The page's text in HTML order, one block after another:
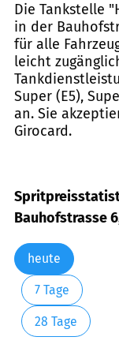
Die Tankstelle
in der
für alle
leicht
Super (E5),
an. Sie
Girocard.
Bauhofstrasse
heute
7 Tage
28 Tage